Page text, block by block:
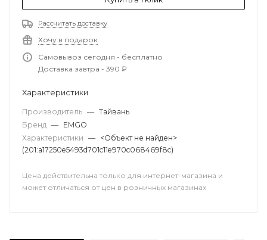
Рассчитать доставку
Хочу в подарок
Самовывоз сегодня - бесплатно
Доставка завтра - 390 ₽
Характеристики
Производитель — Тайвань
Бренд — EMGO
Характеристики — <Объект не найден>
(201:a17250e5493d701c11e970c068469f8c)
Цена действительна только для интернет-магазина и
может отличаться от цен в розничных магазинах